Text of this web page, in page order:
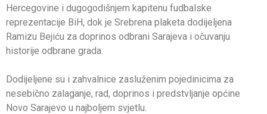
Hercegovine i dugogodišnjem kapitenu fudbalske
reprezentacije BiH, dok je Srebrena plaketa dodijeljena
Ramizu Bejiću za doprinos odbrani Sarajeva i očuvanju
historije odbrane grada.
Dodijeljene su i zahvalnice zasluženim pojedinicima za
nesebično zalaganje, rad, doprinos i predstvljanje općine
Novo Sarajevo u najboljem svjetlu.